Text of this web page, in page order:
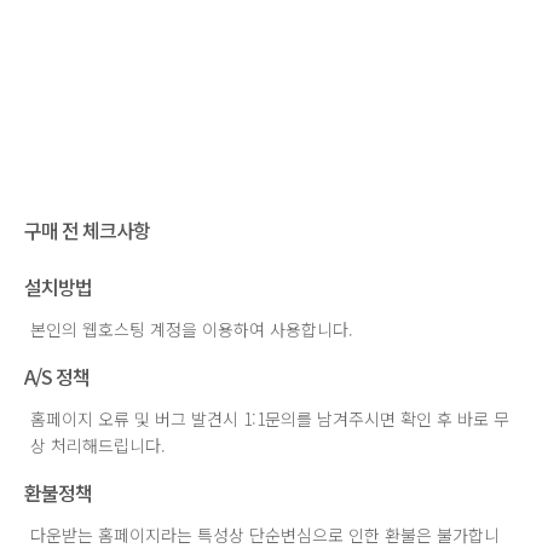
구매 전 체크사항
설치방법
본인의 웹호스팅 계정을 이용하여 사용합니다.
A/S 정책
홈페이지 오류 및 버그 발견시 1:1문의를 남겨주시면 확인 후 바로 무
상 처리해드립니다.
환불정책
다운받는 홈페이지라는 특성상 단순변심으로 인한 환불은 불가합니